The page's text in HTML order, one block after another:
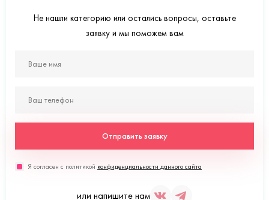
Не нашли категорию или остались вопросы, оставьте
заявку и мы поможем вам
Отправить заявку
Я согласен с политикой конфиденциальности данного сайта
или напишите нам